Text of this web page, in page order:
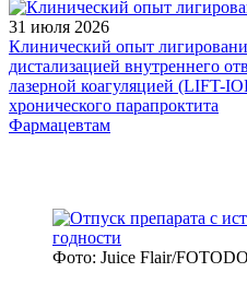
31 июля 2026
Клинический опыт
дистализацией внутреннего
лазерной коагуляцией (LIFT-
хронического парапроктита
Фармацевтам
Фото: Juice Flair/